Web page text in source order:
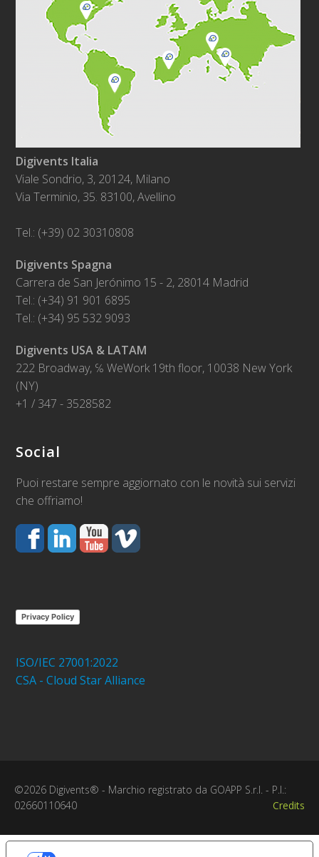
Digivents Italia
Viale Sondrio, 3, 20124, Milano
Via Terminio, 35. 83100, Avellino
Tel.: (+39) 02 30310808
Digivents Spagna
Carrera de San Jerónimo 15 - 2, 28014 Madrid
Tel.: (+34) 91 901 6895
Tel.: (+34) 95 532 9093
Digivents USA & LATAM
222 Broadway, ℅ WeWork 19th floor, 10038 New York
(NY)
+1 / 347 - 3528582
Social
Puoi restare sempre aggiornato con le novità sui servizi
che offriamo!
Privacy Policy
ISO/IEC 27001:2022
CSA - Cloud Star Alliance
©2026 Digivents® - Marchio registrato da GOAPP S.r.l. - P.I.:
02660110640
Credits